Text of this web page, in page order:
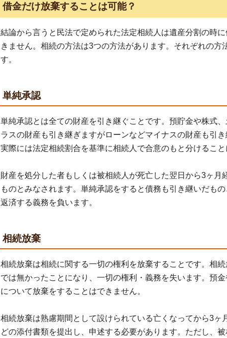
借金だけ放棄することは可能？
結論から言うと民法で定められた法定相続人は遺産分割の時
きません。相続の方法は3つの方法があります。 それぞれの方
す。
単純承認
単純承認とは全ての財産を引き継ぐことです。預貯金や株式
ラスの財産も引き継ぎますがローンなどマイナスの財産も引き
実際には法定相続割合を基準に相続人で合意のもと分けること
財産を処分した者もしくは被相続人が死亡した翌日から3ヶ月
ものとみなされます。単純承認をすると債務も引き継いだも
返済する義務を負います。
相続放棄
相続放棄は相続に関する一切の権利を放棄することです。相
では無かったことになり、一切の権利・義務を失います。預
について放棄をすることはできません。
相続放棄は熟慮期間として設けられている亡くなってから3ヶ
どの添付書類を提出し、申述する必要があります。ただし、